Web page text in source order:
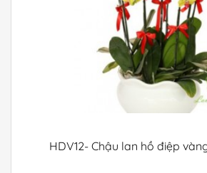
HDV12- Chậu lan hồ điệp